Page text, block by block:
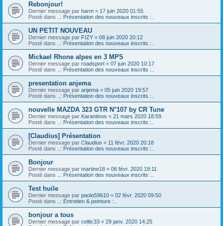
Rebonjour!
Dernier message par harm « 17 juin 2020 01:55
Posté dans
..: Présentation des nouveaux inscrits :..
UN PETIT NOUVEAU
Dernier message par FIZY « 08 juin 2020 20:12
Posté dans
..: Présentation des nouveaux inscrits :..
Mickael Rhone alpes en 3 MPS
Dernier message par roadsport « 07 juin 2020 10:17
Posté dans
..: Présentation des nouveaux inscrits :..
presentation anjema
Dernier message par anjema « 05 juin 2020 19:57
Posté dans
..: Présentation des nouveaux inscrits :..
nouvelle MAZDA 323 GTR N°107 by CR Tune
Dernier message par Karantinos « 21 mars 2020 18:59
Posté dans
..: Présentation des nouveaux inscrits :..
[Claudius] Présentation
Dernier message par Claudius « 11 févr. 2020 20:18
Posté dans
..: Présentation des nouveaux inscrits :..
Bonjour
Dernier message par martine18 « 06 févr. 2020 19:11
Posté dans
..: Présentation des nouveaux inscrits :..
Test huile
Dernier message par paolo59610 « 02 févr. 2020 09:50
Posté dans
..: Entretien & peinture :..
bonjour a tous
Dernier message par celtic33 « 29 janv. 2020 14:25